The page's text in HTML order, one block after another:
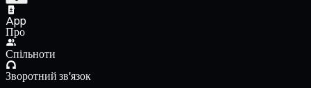
App
Про
Спільноти
Зворотний зв'язок